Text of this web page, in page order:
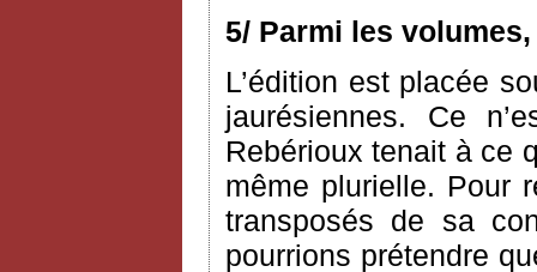
5/ Parmi les
L’édition est placée
jaurésiennes. Ce
Rebérioux tenait à ce
même plurielle. Pour
transposés de sa
pourrions prétendre